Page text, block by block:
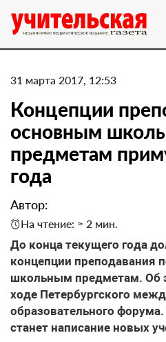
31 марта 2017, 12:53
Концепции
основным
предметам
года
Автор:
На чтение: ≈ 2 мин.
До конца текущего года
концепции преподавания
школьным предметам. Об
ходе Петербургского
образовательного
станет написание новых